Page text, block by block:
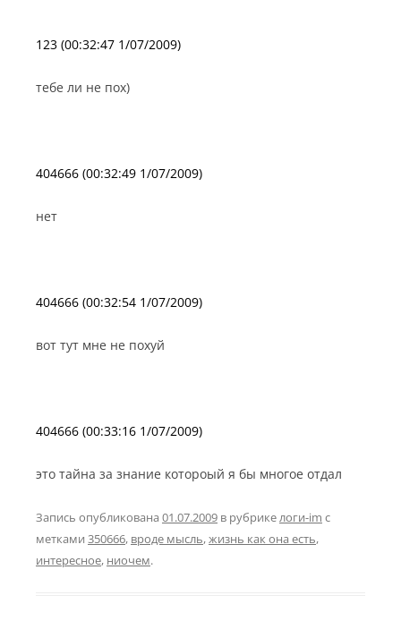
123 (00:32:47 1/07/2009)
тебе ли не пох)
404666 (00:32:49 1/07/2009)
нет
404666 (00:32:54 1/07/2009)
вот тут мне не похуй
404666 (00:33:16 1/07/2009)
это тайна за знание котороый я бы многое отдал
Запись опубликована 01.07.2009 в рубрикелоги-im с
метками 350666, вроде мысль,жизнь как она есть,
интересное, ниочем.